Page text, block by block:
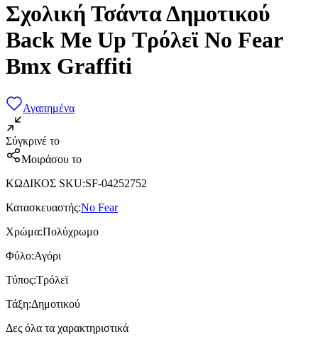
Σχολική Τσάντα Δημοτικού
Back Me Up Τρόλεϊ No Fear
Bmx Graffiti
Αγαπημένα
Σύγκρινέ το
Μοιράσου το
ΚΩΔΙΚΟΣ SKU:SF-04252752
Κατασκευαστής:No Fear
Χρώμα:Πολύχρωμο
Φύλο:Αγόρι
Τύπος:Τρόλεϊ
Τάξη:Δημοτικού
Δες όλα τα χαρακτηριστικά